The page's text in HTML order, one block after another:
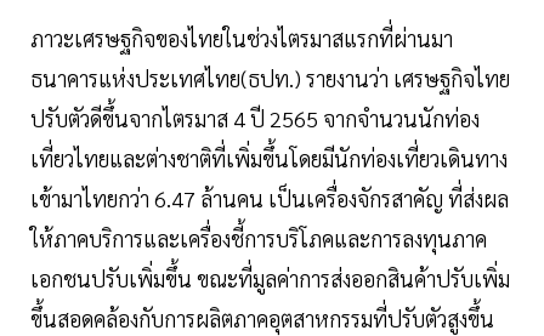
ภาวะเศรษฐกิจของไทยในช่วงไตรมาสแรกที่ผ่านมา
ธนาคารแห่งประเทศไทย(ธปท.) รายงานว่า เศรษฐกิจไทย
ปรับตัวดีขึ้นจากไตรมาส 4 ปี 2565 จากจำนวนนักท่อง
เที่ยวไทยและต่างชาติที่เพิ่มขึ้นโดยมีนักท่องเที่ยวเดินทาง
เข้ามาไทยกว่า 6.47 ล้านคน เป็นเครื่องจักรสาคัญ ที่ส่งผล
ให้ภาคบริการและเครื่องชี้การบริโภคและการลงทุนภาค
เอกชนปรับเพิ่มขึ้น ขณะที่มูลค่าการส่งออกสินค้าปรับเพิ่ม
ขึ้นสอดคล้องกับการผลิตภาคอุตสาหกรรมที่ปรับตัวสูงขึ้น